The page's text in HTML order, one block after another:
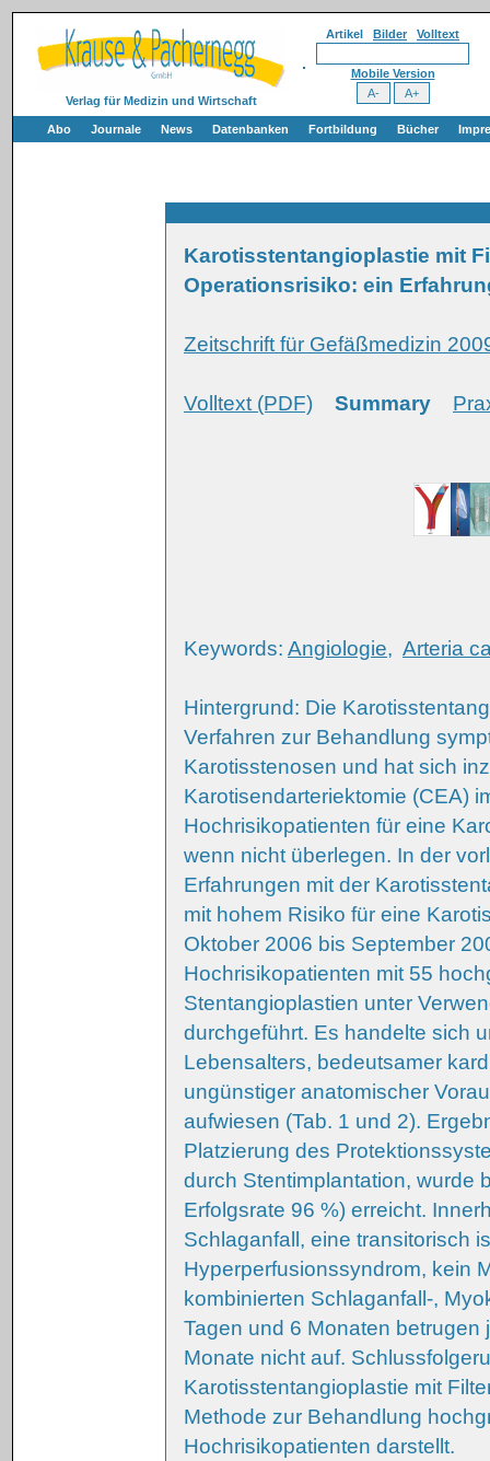
Verlag für Medizin und Wirtschaft
Artikel Bilder Volltext
Mobile Version
Abo Journale News Datenbanken Fortbildung Bücher
Karotisstentangioplastie mit
Operationsrisiko: ein
Zeitschrift für Gefäßmedizin
Volltext (PDF) Summary
Keywords: Angiologie, Arteria
Hintergrund: Die
Verfahren zur Behandlung
Karotisstenosen und hat sich
Karotisendarteriektomie (CEA)
Hochrisikopatienten für eine
wenn nicht überlegen. In der
Erfahrungen mit der
mit hohem Risiko für eine
Oktober 2006 bis September
Hochrisikopatienten mit 55
Stentangioplastien unter
durchgeführt. Es handelte sich
Lebensalters, bedeutsamer
ungünstiger anatomischer
aufwiesen (Tab. 1 und 2).
Platzierung des
durch Stentimplantation, wurde
Erfolgsrate 96 %) erreicht.
Schlaganfall, eine transitorisch
Hyperperfusionssyndrom, kein
kombinierten Schlaganfall-,
Tagen und 6 Monaten
Monate nicht auf.
Karotisstentangioplastie mit
Methode zur Behandlung
Hochrisikopatienten darstellt.